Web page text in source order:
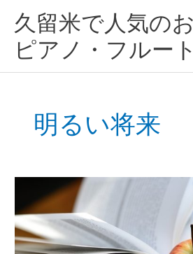
久留米で人気の
ピアノ・フルー
明るい将来
ノ
で
子